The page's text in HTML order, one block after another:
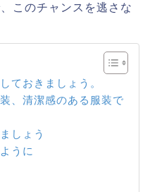
このチャンスを逃さな
ておきましょう。
、清潔感のある服装で
しょう
うに